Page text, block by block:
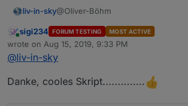
liv-in-sky@Oliver-Böhm
noch wichtig - im setting des
keine domainnamen am namen
alo SamsungTV ist ok aber
Online
sigi234 FORUM TESTING MOST ACTIVE
wrote on Aug 15, 2019, 9:33 PM
last edited by
@liv-in-sky
Danke, cooles Skript..............